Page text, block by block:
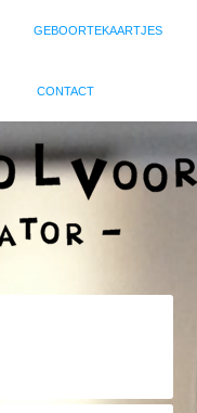
GEBOORTEKAARTJES
CONTACT